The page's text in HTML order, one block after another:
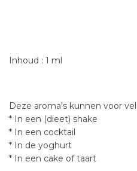
Inhoud : 1 ml
Deze aroma's kunnen voor
* In een (dieet) shake
* In een cocktail
* In de yoghurt
* In een cake of taart